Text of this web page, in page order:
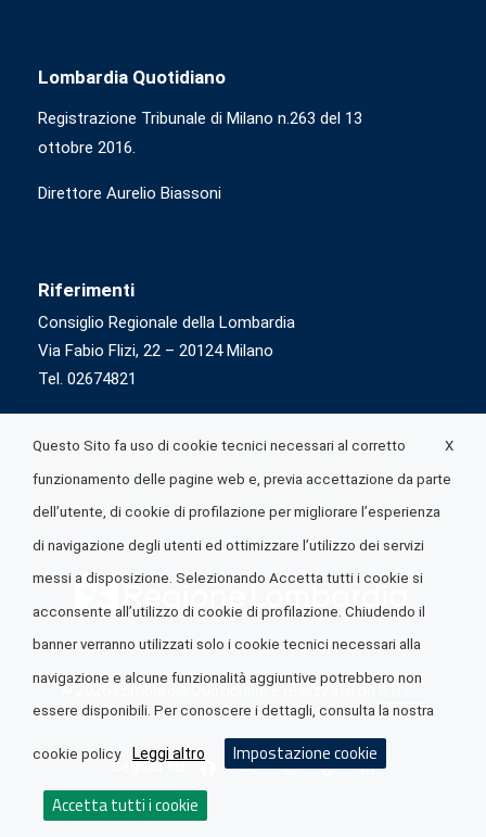
Lombardia Quotidiano
Registrazione Tribunale di Milano n.263 del 13
ottobre 2016.
Direttore Aurelio Biassoni
Riferimenti
Consiglio Regionale della Lombardia
Via Fabio Flizi, 22 – 20124 Milano
Tel. 02674821
© 2026 Lombardia Quotidiano è realizzato daA.R.I.A.
Seguici su
X
Questo Sito fa uso di cookie tecnici necessari al corretto
funzionamento delle pagine web e, previa accettazione da parte
dell’utente, di cookie di profilazione per migliorare l’esperienza
di navigazione degli utenti ed ottimizzare l’utilizzo dei servizi
messi a disposizione. Selezionando Accetta tutti i cookie si
acconsente all’utilizzo di cookie di profilazione. Chiudendo il
banner verranno utilizzati solo i cookie tecnici necessari alla
navigazione e alcune funzionalità aggiuntive potrebbero non
essere disponibili. Per conoscere i dettagli, consulta la nostra
cookie policy Leggi altro Impostazione cookie
Accetta tutti i cookie